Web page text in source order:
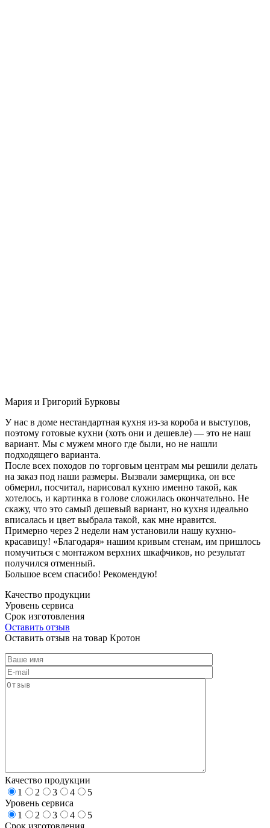
Мария и Григорий Бурковы
У нас в доме нестандартная кухня из-за короба и выступов,
поэтому готовые кухни (хоть они и дешевле) — это не наш
вариант. Мы с мужем много где были, но не нашли
подходящего варианта.
После всех походов по торговым центрам мы решили делать
на заказ под наши размеры. Вызвали замерщика, он все
обмерил, посчитал, нарисовал кухню именно такой, как
хотелось, и картинка в голове сложилась окончательно. Не
скажу, что это самый дешевый вариант, но кухня идеально
вписалась и цвет выбрала такой, как мне нравится.
Примерно через 2 недели нам установили нашу кухню-
красавицу! «Благодаря» нашим кривым стенам, им пришлось
помучиться с монтажом верхних шкафчиков, но результат
получился отменный.
Большое всем спасибо! Рекомендую!
Качество продукции
Уровень сервиса
Срок изготовления
Оставить отзыв
Оставить отзыв на товар Кротон
Качество продукции
1
2 3 4
5
Уровень сервиса
1
2 3 4
5
Срок изготовления